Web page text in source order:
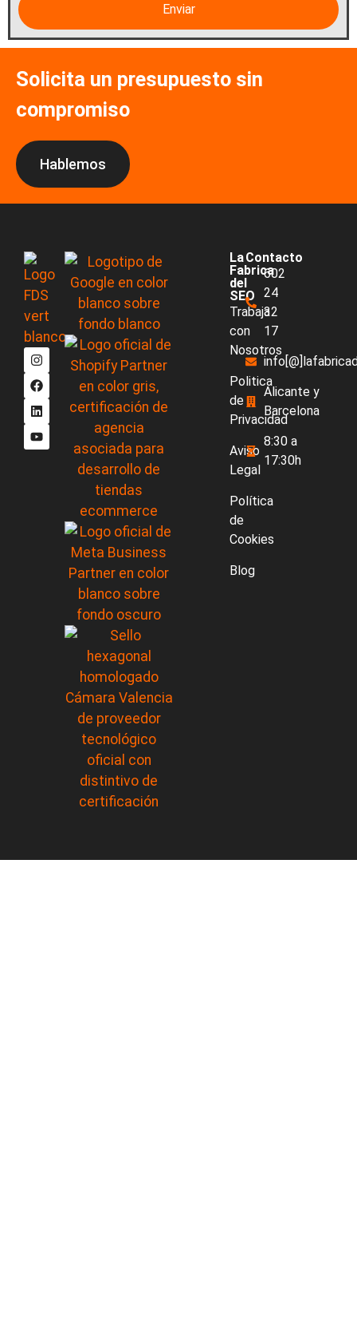
Enviar
Solicita un presupuesto sin
compromiso
Hablemos
La
Fabrica
del
SEO
Trabaja
con
Nosotros
Politica
de
Privacidad
Aviso
Legal
Política
de
Cookies
Blog
Contacto
602
24
32
17
Alicante y
Barcelona
8:30 a
17:30h